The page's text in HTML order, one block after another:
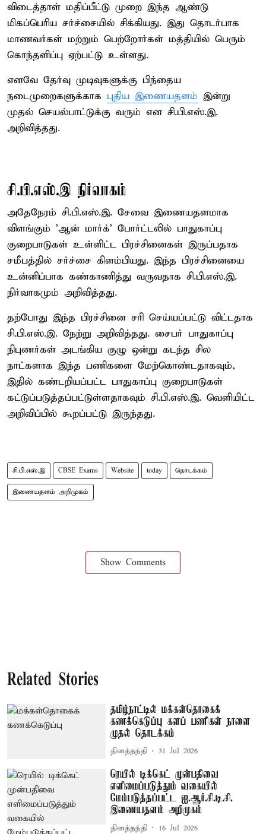
விடைத்தாள் மதிப்பீட்டு முறை இந்த ஆண்டு
மிகப்பெரிய சர்ச்சையில் சிக்கியது. இது தொடர்பாக
மாணவர்கள் மற்றும் பெற்றோர்கள் மத்தியில் பெரும்
கொந்தளிப்பு ஏற்பட்டு உள்ளது.
எனவே தேர்வு முடிவுகளுக்கு பிந்தைய
நடைமுறைகளுக்காக புதிய இணையதளம் இன்று
முதல் செயல்பாட்டுக்கு வரும் என சி.பி.எஸ்.இ.
அறிவித்தது.
சி.பி.எஸ்.இ நிர்வாகம்
அதேநேரம் சி.பி.எஸ்.இ. சேவை இணையதளமாக
விளங்கும் 'ஆன் மார்க்' போர்ட்டலில் பாதுகாப்பு
குறைபாடுகள் உள்ளிட்ட பிரச்சினைகள் இருப்பதாக
சமீபத்தில் சர்ச்சை கிளம்பியது. இந்த பிரச்சினையை
உன்னிப்பாக கண்காணித்து வருவதாக சி.பி.எஸ்.இ.
நிர்வாகமும் அறிவித்தது.
தற்போது இந்த பிரச்சினை சரி செய்யப்பட்டு விட்டதாக
சி.பி.எஸ்.இ. நேற்று அறிவித்தது. சைபர் பாதுகாப்பு
நிபுணர்கள் அடங்கிய குழு ஒன்று கடந்த சில
நாட்களாக இந்த பணிகளை மேற்கொண்டதாகவும்,
இதில் கண்டறியப்பட்ட பாதுகாப்பு குறைபாடுகள்
கட்டுப்படுத்தப்பட்டுள்ளதாகவும் சி.பி.எஸ்.இ. வெளியிட்ட
அறிவிப்பில் கூறப்பட்டு இருந்தது.
சி.பி.எஸ்.இ CBSE Exams Website today தொடக்கம்
இணையதளம் அறிமுகம்
Show Comments
Related Stories
தமிழ்நாட்டில் மக்கள்தொகைக்
கணக்கெடுப்பு களப் பணிகள் நாளை
முதல் தொடக்கம்
தினத்தந்தி 31 Jul 2026
ரெயில் டிக்கெட் முன்பதிவை
எளிமைப்படுத்தும் வகையில்
மேம்படுத்தப்பட்ட ஐ.ஆர்.சி.டி.சி.
இணையதளம் அறிமுகம்
தினத்தந்தி 16 Jul 2026